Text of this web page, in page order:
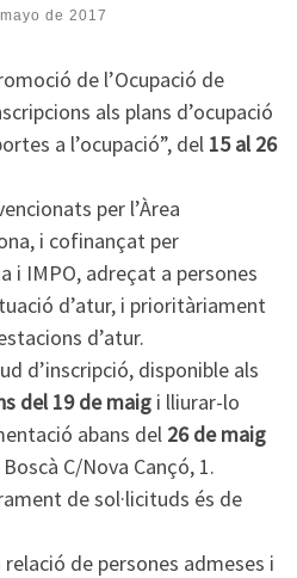
de 2017
de l’Ocupació de
als plans d’ocupació
a l’ocupació”, del 15 al 26
per l’Àrea
i cofinançat per
i IMPO, adreçat a persones
d’atur, i prioritàriament
d’atur.
d’inscripció, disponible als
del 19 de maig i lliurar-lo
abans del 26 de maig
C/Nova Cançó, 1.
de sol·licituds és de
de persones admeses i